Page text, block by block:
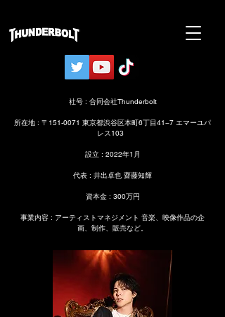
​社号 : 合同会社Thunderbolt
​所在地 : 〒151-0071 東京都渋谷区本町6丁目41−7 エマーユパ
レス103
​​​設立 : 2022年1月
​​代表 : 井出卓也 齋藤知輝
​資本金 : 300万円
​事業内容 : アーティストマネジメント​ 音楽、映像作品の企
画、制作、販売など。